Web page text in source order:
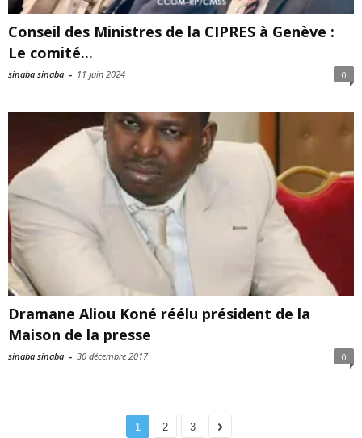
Conseil des Ministres de la CIPRES à Genève :
Le comité...
sinaba sinaba - 11 juin 2024 0
Dramane Aliou Koné réélu président de la
Maison de la presse
sinaba sinaba - 30 décembre 2017 0
1 2 3